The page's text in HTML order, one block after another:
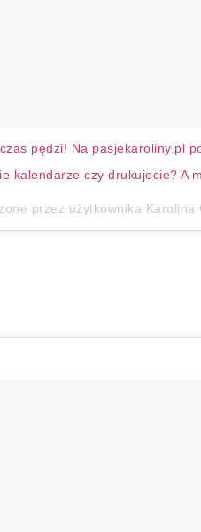
pędzi! Na pasjekaroliny.pl
kalendarze czy drukujecie? A
przez użytkownika Karolina